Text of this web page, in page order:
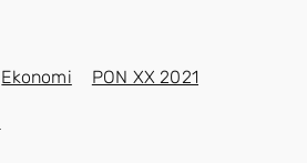
Ekonomi PON XX 2021